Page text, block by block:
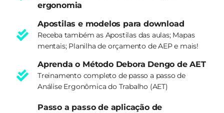
ergonomia
Apostilas e modelos para download
Receba também as Apostilas das aulas; Mapas
mentais; Planilha de orçamento de AEP e mais!
Aprenda o Método Debora Dengo de AET
Treinamento completo de passo a passo de
Análise Ergonômica do Trabalho (AET)
Passo a passo de aplicação de